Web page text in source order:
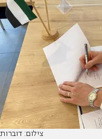
צילום: דוברות